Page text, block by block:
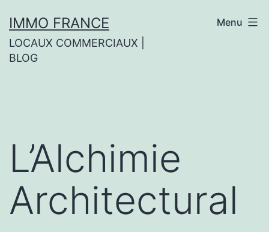
au
contenu
IMMO FRANCE
LOCAUX COMMERCIAUX |
BLOG
Menu
L’Alchimie
Architectural